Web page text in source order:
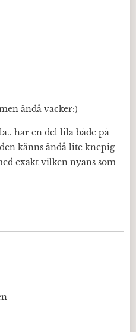
ändå vacker:)
har en del lila både på
känns ändå lite knepig
exakt vilken nyans som